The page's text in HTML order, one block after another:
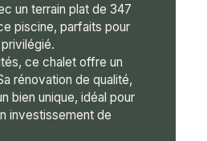
un terrain plat de 347
piscine, parfaits pour
ce chalet offre un
rénovation de qualité,
bien unique, idéal pour
investissement de